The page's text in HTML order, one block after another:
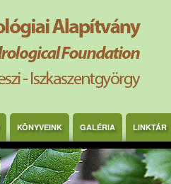
KÖNYVEINK GALÉRIA LINKTÁR